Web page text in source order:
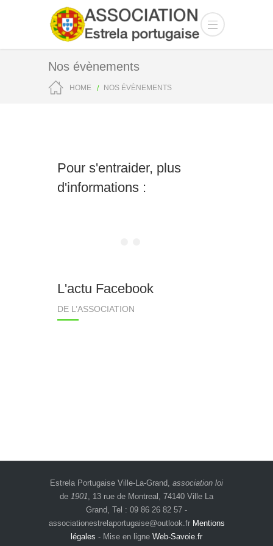
Nos évènements
HOME NOS ÉVÈNEMENTS
Pour s'entraider, plus
d'informations :
L'actu Facebook
DE L’ASSOCIATION
Estrela Portugaise Ville-La-Grand, association loi
de 1901, 13 rue de Montreal, 74140 Ville La
Grand, Tel : 09 86 26 82 57 -
associationestrelaportugaise@outlook.fr Mentions
légales - Mise en ligne Web-Savoie.fr